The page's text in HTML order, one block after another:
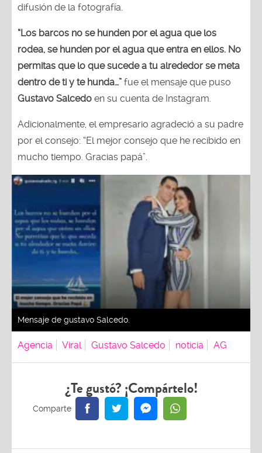
difusión de la fotografía.
“Los barcos no se hunden por el agua que los
rodea, se hunden por el agua que entra en ellos. No
permitas que lo que sucede a tu alrededor se meta
dentro de ti y te hunda…” fue el mensaje que puso
Gustavo Salcedo en su cuenta de Instagram.
Adicionalmente, el empresario agradeció a su padre
por el consejo: “El mejor consejo que he recibido en
mucho tiempo. Gracias papá”.
Mensaje de gustavo Salcedo.
Agencia Viral Gustavo Salcedo noticia AG
¿Te gustó? ¡Compártelo!